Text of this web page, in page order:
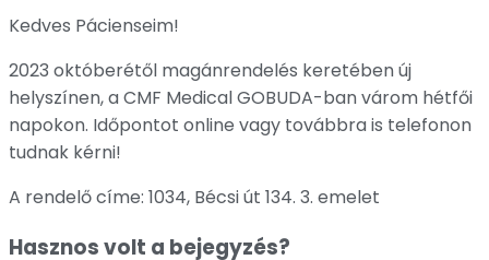
Kedves Pácienseim!
2023 októberétől magánrendelés keretében új
helyszínen, a CMF Medical GOBUDA-ban várom hétfői
napokon. Időpontot online vagy továbbra is telefonon
tudnak kérni!
A rendelő címe: 1034, Bécsi út 134. 3. emelet
Hasznos volt a bejegyzés?